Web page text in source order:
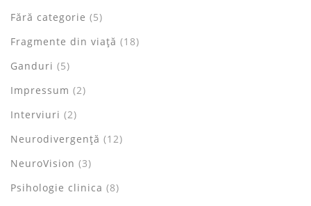
Fără categorie (5)
Fragmente din viață (18)
Ganduri (5)
Impressum (2)
Interviuri (2)
Neurodivergență (12)
NeuroVision (3)
Psihologie clinica (8)